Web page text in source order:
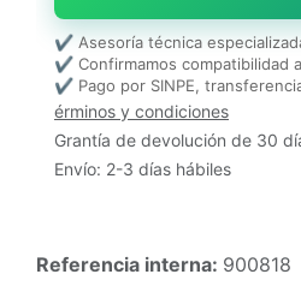
✔ Asesoría técnica
✔ Confirmamos compatibilidad
✔ Pago por SINPE,
érminos y condiciones
Grantía de devolución de 30
Envío: 2-3 días hábiles
Referencia interna: 900818